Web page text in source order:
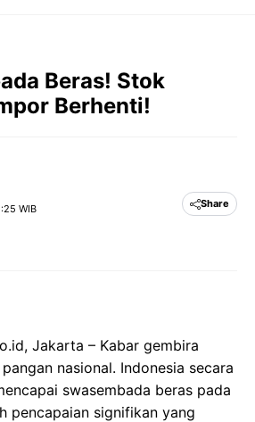
Beras! Stok
Berhenti!
WIB Share
Jakarta – Kabar gembira
nasional. Indonesia secara
swasembada beras pada
pencapaian signifikan yang